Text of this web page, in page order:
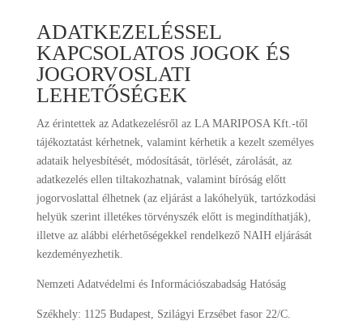
ADATKEZELÉSSEL
KAPCSOLATOS JOGOK ÉS
JOGORVOSLATI
LEHETŐSÉGEK
Az érintettek az Adatkezelésről az LA MARIPOSA Kft.-től
tájékoztatást kérhetnek, valamint kérhetik a kezelt személyes
adataik helyesbítését, módosítását, törlését, zárolását, az
adatkezelés ellen tiltakozhatnak, valamint bíróság előtt
jogorvoslattal élhetnek (az eljárást a lakóhelyük, tartózkodási
helyük szerint illetékes törvényszék előtt is megindíthatják),
illetve az alábbi elérhetőségekkel rendelkező NAIH eljárását
kezdeményezhetik.
Nemzeti Adatvédelmi és Információszabadság Hatóság
Székhely: 1125 Budapest, Szilágyi Erzsébet fasor 22/C.